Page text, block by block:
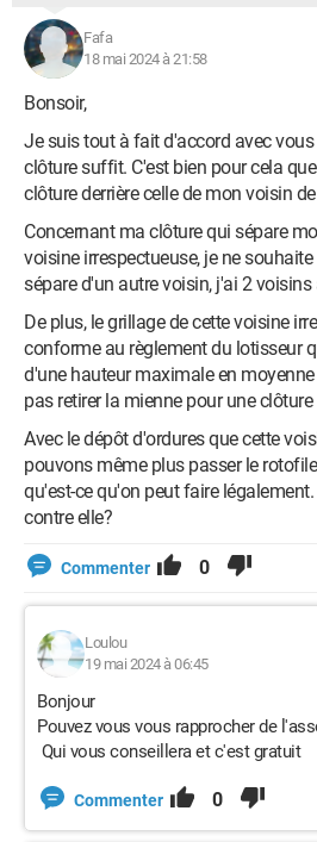
Fafa
18 mai 2024 à 21:58
Bonsoir,
Je suis tout à fait d'accord avec
clôture suffit. C'est bien pour cela
clôture derrière celle de mon voisin
Concernant ma clôture qui sépare
voisine irrespectueuse, je ne
sépare d'un autre voisin, j'ai 2
De plus, le grillage de cette voisine
conforme au règlement du lotisseur
d'une hauteur maximale en
pas retirer la mienne pour une
Avec le dépôt d'ordures que cette
pouvons même plus passer le
qu'est-ce qu'on peut faire
contre elle?
Commenter 0
Loulou
19 mai 2024 à 06:45
Bonjour
Pouvez vous vous rapprocher de
Qui vous conseillera et c'est gratuit
Commenter 0